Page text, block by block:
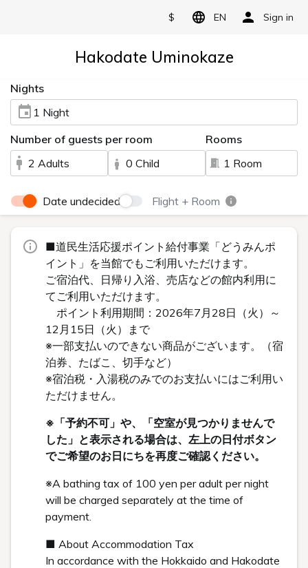
$ EN Sign in
Hakodate Uminokaze
Nights
1 Night
Number of guests per room
2 Adults
0 Child
Rooms
1 Room
Date undecided Flight + Room
■道民生活応援ポイント給付事業「どうみんポ
イント」を当館でもご利用いただけます。
ご宿泊代、日帰り入浴、売店などの館内利用に
てご利用いただけます。
ポイント利用期間：2026年7月28日（火）～
12月15日（火）まで
※一部支払いのできない商品がございます。（宿
泊券、たばこ、切手など）
※宿泊税・入湯税のみでのお支払いにはご利用い
ただけません。
※「予約不可」や、「空室が見つかりませんで
した」と表示される場合は、左上の日付ボタン
でご希望のお日にちを再度ご確認ください。
※A bathing tax of 100 yen per adult per night
will be charged separately at the time of
payment.
■ About Accommodation Tax
In accordance with the Hokkaido and Hakodate